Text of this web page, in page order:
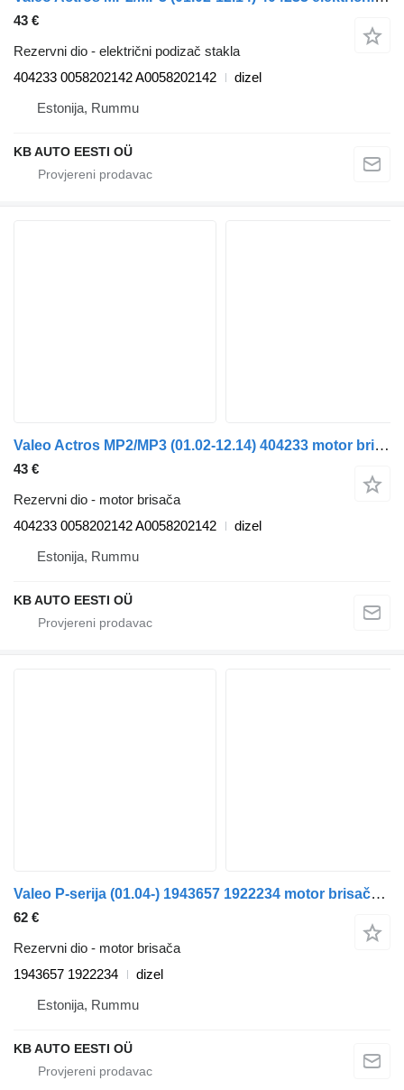
43 €
Rezervni dio - električni podizač stakla
404233 0058202142 A0058202142
dizel
Estonija, Rummu
KB AUTO EESTI OÜ
Valeo Actros MP2/MP3 (01.02-12.14) 404233 motor brisača za Mercedes-Benz Actros, Axor MP1, MP2, MP3 (1996-2014) tegljača
43 €
Rezervni dio - motor brisača
404233 0058202142 A0058202142
dizel
Estonija, Rummu
KB AUTO EESTI OÜ
Valeo P-serija (01.04-) 1943657 1922234 motor brisača za Scania P,G,R,T-series (2004-2017) kamiona
62 €
Rezervni dio - motor brisača
1943657 1922234
dizel
Estonija, Rummu
KB AUTO EESTI OÜ